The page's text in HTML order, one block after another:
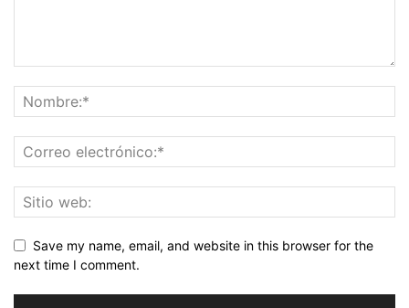
Save my name, email, and website in this browser for the
next time I comment.